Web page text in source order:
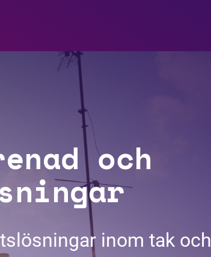
och
inom tak och